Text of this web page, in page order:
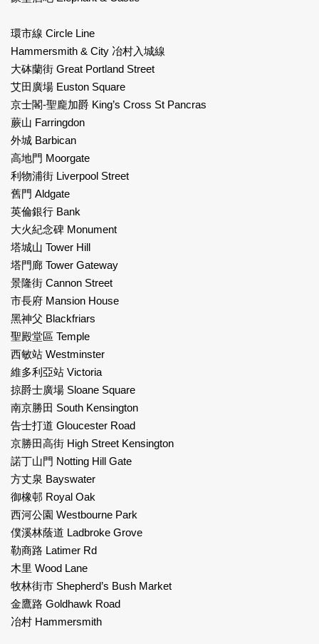
環市線 Circle Line
Hammersmith & City 冶村入城線
大砵蘭街 Great Portland Street
艾田廣場 Euston Square
京士閣-聖龐加爵 King’s Cross St Pancras
蕨山 Farringdon
外城 Barbican
高地門 Moorgate
利物浦街 Liverpool Street
舊門 Aldgate
英倫銀行 Bank
大火紀念碑 Monument
塔城山 Tower Hill
塔門廊 Tower Gateway
景隆街 Cannon Street
市長府 Mansion House
黑神父 Blackfriars
聖殿堂區 Temple
西敏站 Westminster
維多利亞站 Victoria
掠爵士廣場 Sloane Square
南京勝田 South Kensington
告士打道 Gloucester Road
京勝田高街 High Street Kensington
諾丁山門 Notting Hill Gate
方丈泉 Bayswater
御橡邨 Royal Oak
西河公園 Westbourne Park
僕溪林蔭道 Ladbroke Grove
勒商路 Latimer Rd
木里 Wood Lane
牧林街市 Shepherd’s Bush Market
金鷹路 Goldhawk Road
冶村 Hammersmith